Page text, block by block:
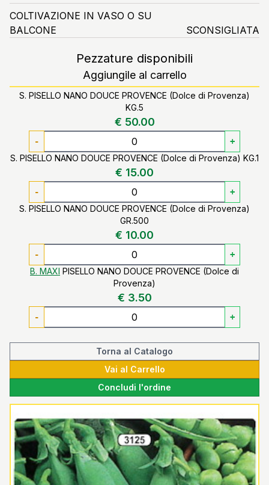
COLTIVAZIONE IN VASO O SU
BALCONE
SCONSIGLIATA
Pezzature disponibili
Aggiungile al carrello
S. PISELLO NANO DOUCE PROVENCE (Dolce di Provenza)
KG.5
€ 50.00
- +
S. PISELLO NANO DOUCE PROVENCE (Dolce di Provenza) KG.1
€ 15.00
- +
S. PISELLO NANO DOUCE PROVENCE (Dolce di Provenza)
GR.500
€ 10.00
- +
B. MAXI PISELLO NANO DOUCE PROVENCE (Dolce di
Provenza)
€ 3.50
- +
Torna al Catalogo
Vai al Carrello
Concludi l'ordine